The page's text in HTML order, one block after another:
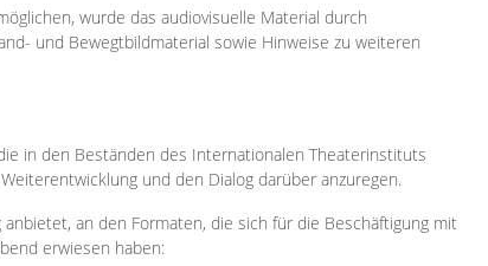
wurde das audiovisuelle Material durch
und Bewegtbildmaterial sowie Hinweise zu weiteren
in den Beständen des Internationalen Theaterinstituts
und den Dialog darüber anzuregen.
an den Formaten, die sich für die Beschäftigung mit
erwiesen haben: